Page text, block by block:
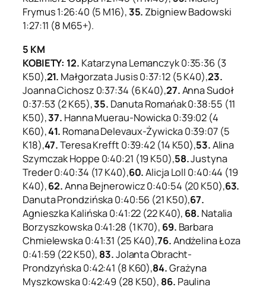
Frymus 1:26:40 (5 M16),35. Zbigniew Badowski
1:27:11 (8 M65+).
5 KM
KOBIETY: 12. Katarzyna Lemanczyk 0:35:36 (3
K50),21. Małgorzata Jusis 0:37:12 (5 K40),23.
Joanna Cichosz 0:37:34 (6 K40),27.Anna Sudoł
0:37:53 (2 K65),35. Danuta Romańak 0:38:55 (11
K50),37. Hanna Muerau-Nowicka 0:39:02 (4
K60),41. Romana Delevaux-Żywicka 0:39:07 (5
K18),47.Teresa Krefft 0:39:42 (14 K50),53.Alina
Szymczak Hoppe 0:40:21 (19 K50),58.Justyna
Treder 0:40:34 (17 K40),60.Alicja Loll 0:40:44 (19
K40),62.Anna Bejnerowicz 0:40:54 (20 K50),63.
Danuta Prondzińska 0:40:56 (21 K50),67.
Agnieszka Kalińska 0:41:22 (22 K40), 68. Natalia
Borzyszkowska 0:41:28 (1 K70), 69. Barbara
Chmielewska 0:41:31 (25 K40),76.Andżelina Łoza
0:41:59 (22 K50), 83.Jolanta Obracht-
Prondzyńska 0:42:41 (8 K60),84.Grażyna
Myszkowska 0:42:49 (28 K50), 86. Paulina